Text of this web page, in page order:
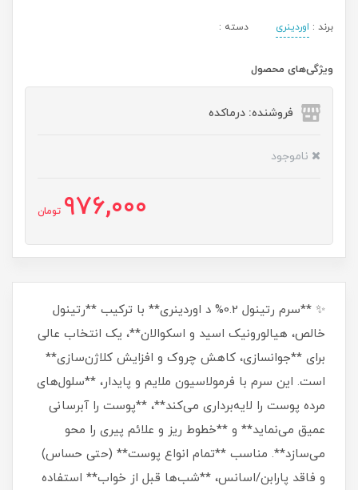
برند : اوردینری دسته :
ویژگی‌های محصول
فروشنده: درماکده
ناموجود
976,000 تومان
✨ **سرم رتینول 0.2% د اوردینری** با ترکیب **رتینول
خالص، هیالورونیک اسید و اسکوالان**، یک انتخاب عالی
برای **جوانسازی، کاهش چروک و افزایش کلاژن‌سازی**
است. این سرم با فرمولاسیون ملایم و پایدار، **سلول‌های
مرده پوست را لایه‌برداری می‌کند**، **پوست را آبرسانی
عمیق می‌نماید** و **خطوط ریز و علائم پیری را محو
می‌سازد**. مناسب **تمام انواع پوست** (حتی حساس)
و فاقد پارابن/اسانس، **شب‌ها قبل از خواب** استفاده